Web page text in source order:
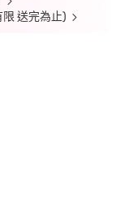
送完為止)